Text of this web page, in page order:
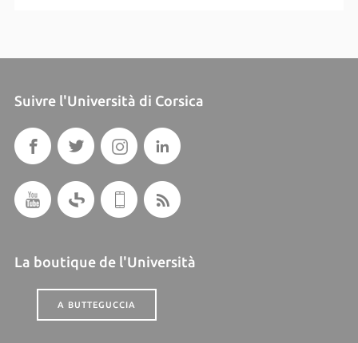
Suivre l'Università di Corsica
La boutique de l'Università
A BUTTEGUCCIA